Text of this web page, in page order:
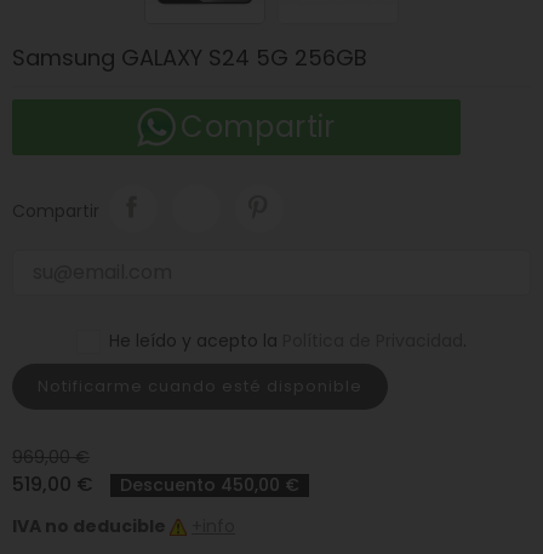
Samsung GALAXY S24 5G 256GB
Compartir
Compartir
He leído y acepto la
969,00 €
519,00 €
Descuento 450,00 €
IVA no deducible